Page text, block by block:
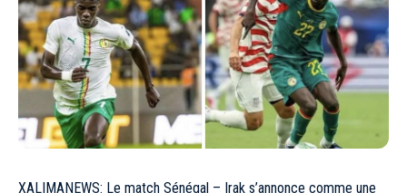
XALIMANEWS: Le match Sénégal – Irak s’annonce comme une